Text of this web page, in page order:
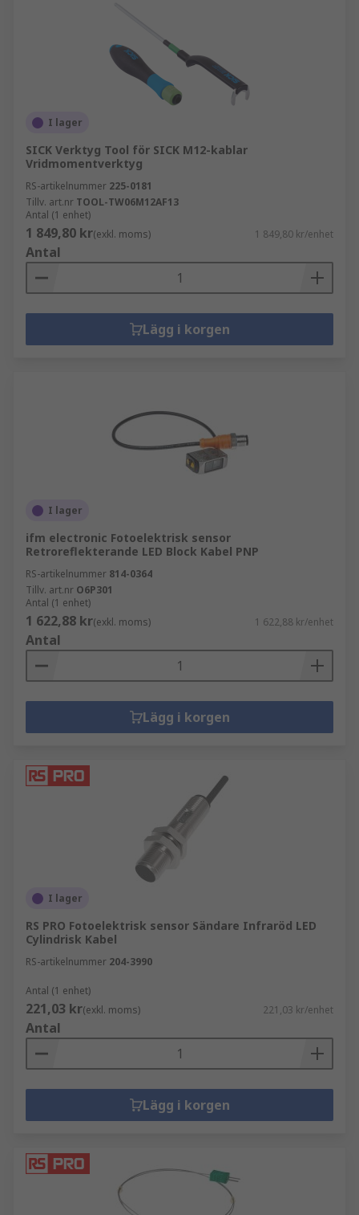
I lager
SICK Verktyg Tool för SICK M12-kablar
Vridmomentverktyg
RS-artikelnummer 225-0181
Tillv. art.nr TOOL-TW06M12AF13
Antal (1 enhet)
1 849,80 kr(exkl. moms) 1 849,80 kr/enhet
Antal
Lägg i korgen
I lager
ifm electronic Fotoelektrisk sensor
Retroreflekterande LED Block Kabel PNP
RS-artikelnummer 814-0364
Tillv. art.nr O6P301
Antal (1 enhet)
1 622,88 kr(exkl. moms) 1 622,88 kr/enhet
Antal
Lägg i korgen
I lager
RS PRO Fotoelektrisk sensor Sändare Infraröd LED
Cylindrisk Kabel
RS-artikelnummer 204-3990
Antal (1 enhet)
221,03 kr(exkl. moms) 221,03 kr/enhet
Antal
Lägg i korgen